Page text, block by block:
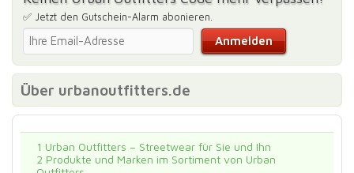
✅ Jetzt den Gutschein-Alarm abonieren.
Über urbanoutfitters.de
1 Urban Outfitters – Streetwear für Sie und Ihn
2 Produkte und Marken im Sortiment von Urban